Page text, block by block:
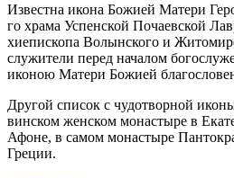
Из­вест­на ико­на Бо­жи­ей Ма­те­ри
го хра­ма Успен­ской По­ча­ев­ской
хи­епи­ско­па Во­лын­ско­го и
слу­жи­те­ли пе­ред на­ча­лом
ико­ною Ма­те­ри Бо­жи­ей
Дру­гой спи­сок с чу­до­твор­ной
вин­ском жен­ском мо­на­сты­ре в
Афоне, в са­мом мо­на­сты­ре
Гре­ции.